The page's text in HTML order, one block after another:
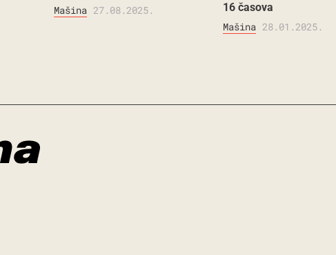
Mašina 27.08.2025.
16 časova
Mašina 28.01.2025.